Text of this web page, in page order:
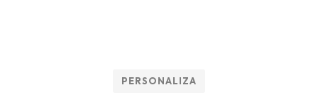
PERSONALIZA